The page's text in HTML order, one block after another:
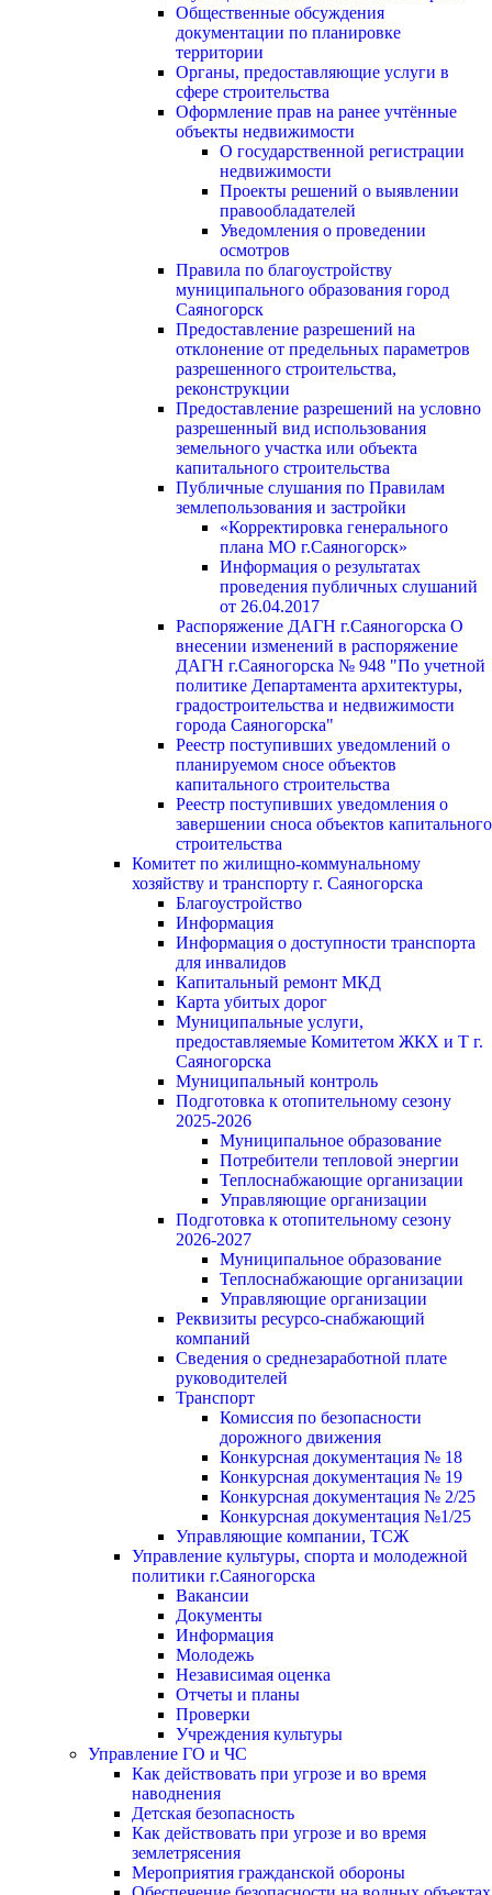
Общественные обсуждения
документации по планировке
территории
Органы, предоставляющие услуги в
сфере строительства
Оформление прав на ранее учтённые
объекты недвижимости
О государственной регистрации
недвижимости
Проекты решений о выявлении
правообладателей
Уведомления о проведении
осмотров
Правила по благоустройству
муниципального образования город
Саяногорск
Предоставление разрешений на
отклонение от предельных параметров
разрешенного строительства,
реконструкции
Предоставление разрешений на условно
разрешенный вид использования
земельного участка или объекта
капитального строительства
Публичные слушания по Правилам
землепользования и застройки
«Корректировка генерального
плана МО г.Саяногорск»
Информация о результатах
проведения публичных слушаний
от 26.04.2017
Распоряжение ДАГН г.Саяногорска О
внесении изменений в распоряжение
ДАГН г.Саяногорска № 948 "По учетной
политике Департамента архитектуры,
градостроительства и недвижимости
города Саяногорска"
Реестр поступивших уведомлений о
планируемом сносе объектов
капитального строительства
Реестр поступивших уведомления о
завершении сноса объектов капитального
строительства
Комитет по жилищно-коммунальному
хозяйству и транспорту г. Саяногорска
Благоустройство
Информация
Информация о доступности транспорта
для инвалидов
Капитальный ремонт МКД
Карта убитых дорог
Муниципальные услуги,
предоставляемые Комитетом ЖКХ и Т г.
Саяногорска
Муниципальный контроль
Подготовка к отопительному сезону
2025-2026
Муниципальное образование
Потребители тепловой энергии
Теплоснабжающие организации
Управляющие организации
Подготовка к отопительному сезону
2026-2027
Муниципальное образование
Теплоснабжающие организации
Управляющие организации
Реквизиты ресурсо-снабжающий
компаний
Сведения о среднезаработной плате
руководителей
Транспорт
Комиссия по безопасности
дорожного движения
Конкурсная документация № 18
Конкурсная документация № 19
Конкурсная документация № 2/25
Конкурсная документация №1/25
Управляющие компании, ТСЖ
Управление культуры, спорта и молодежной
политики г.Саяногорска
Вакансии
Документы
Информация
Молодежь
Независимая оценка
Отчеты и планы
Проверки
Учреждения культуры
Управление ГО и ЧС
Как действовать при угрозе и во время
наводнения
Детская безопасность
Как действовать при угрозе и во время
землетрясения
Мероприятия гражданской обороны